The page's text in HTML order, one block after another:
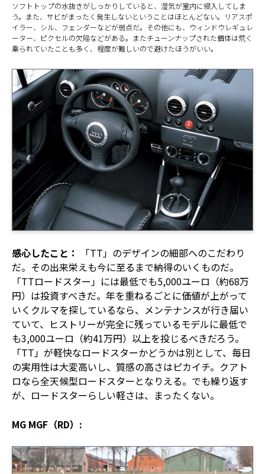
ソフトトップの水抜きがしっかりしていると、湿気が室内に侵入してしま
う。また、サビがまったく発生しないということはほとんどない。リアスポ
イラー、シル、フェンダーなどが弱点だ。その他にも、ウィンドウレギュレ
ーター、ピクセルの欠陥などがある。またチューンナップされた個体は荒く
乗られていたことも多く、程度が難しいので避けたほうがいい。
感心したこと：
「TT」のデザインの細部へのこだわり
だ。その出来栄えも今に至るまで納得のいくものだ。
「TTロードスター」には最低でも5,000ユーロ（約68万
円）は投資すべきだ。年を重ねるごとに価値が上がって
いくクルマを探しているなら、メンテナンスが行き届い
ていて、ヒストリーが完全に残っているモデルに最低で
も3,000ユーロ（約41万円）以上を投じるべきだろう。
「TT」が軽快なロードスターかどうかは別として、毎日
の実用性は大変高いし、質感の高さはピカイチ。クアト
ロなら全天候型ロードスターとなりえる。でも繰り返す
が、ロードスターらしい軽さは、まったくない。
MG MGF（RD）: